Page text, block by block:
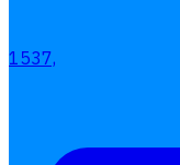
1537,